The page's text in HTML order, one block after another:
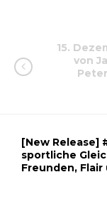
15.
von
[New Release]
sportliche
Freunden,